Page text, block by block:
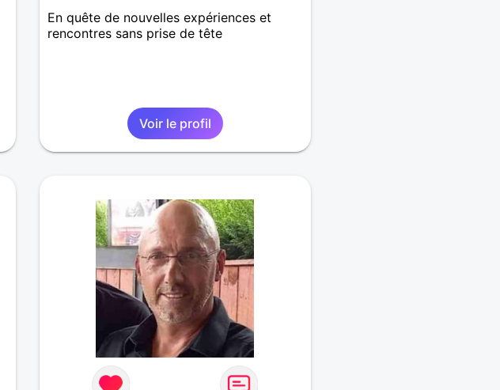
En quête de nouvelles expériences et
rencontres sans prise de tête
Voir le profil